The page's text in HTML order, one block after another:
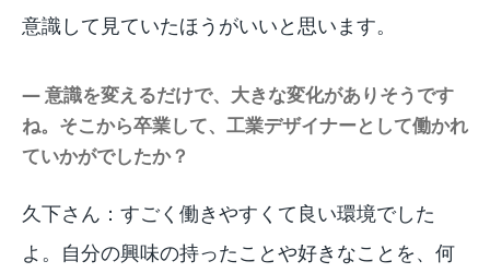
意識して見ていたほうがいいと思います。
― 意識を変えるだけで、大きな変化がありそうです
ね。そこから卒業して、工業デザイナーとして働かれ
ていかがでしたか？
久下さん：すごく働きやすくて良い環境でした
よ。自分の興味の持ったことや好きなことを、何